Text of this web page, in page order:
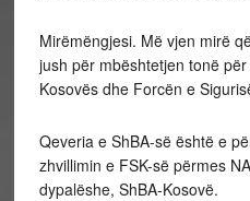
Mirëmëngjesi. Më vjen mirë
jush për mbështetjen tonë
Kosovës dhe Forcën e
Qeveria e ShBA-së është e
zhvillimin e FSK-së përmes
dypalëshe, ShBA-Kosovë.